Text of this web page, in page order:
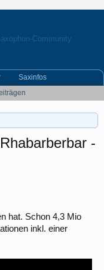
-
hat. Schon 4,3 Mio
inkl. einer
Saxinfos